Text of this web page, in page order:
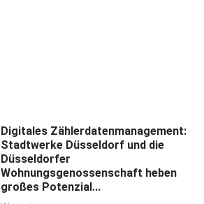
Digitales Zählerdatenmanagement:
Stadtwerke Düsseldorf und die
Düsseldorfer
Wohnungsgenossenschaft heben
großes Potenzial...